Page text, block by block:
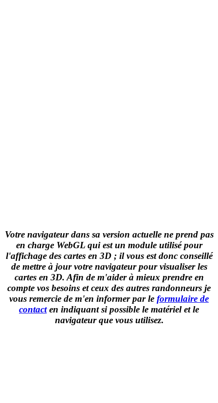
Votre navigateur dans sa version actuelle ne prend pas
en charge WebGL qui est un module utilisé pour
l'affichage des cartes en 3D ; il vous est donc conseillé
de mettre à jour votre navigateur pour visualiser les
cartes en 3D. Afin de m'aider à mieux prendre en
compte vos besoins et ceux des autres randonneurs je
vous remercie de m'en informer par le formulaire de
contacten indiquant si possible le matériel et le
navigateur que vous utilisez.